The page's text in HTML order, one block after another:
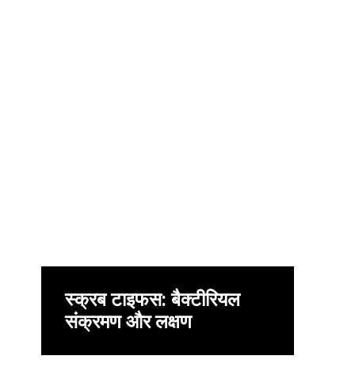
स्क्रब टाइफस: बैक्टीरियल
संक्रमण और लक्षण